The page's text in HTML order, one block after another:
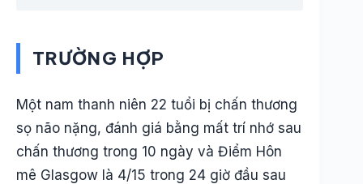
TRƯỜNG HỢP
Một nam thanh niên 22 tuổi bị chấn thương
sọ não nặng, đánh giá bằng mất trí nhớ sau
chấn thương trong 10 ngày và Điểm Hôn
mê Glasgow là 4/15 trong 24 giờ đầu sau